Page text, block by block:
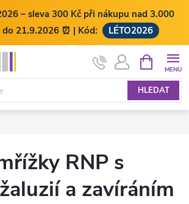
– sleva 300 Kč při nákupu nad 3.000
21.9.2026 ⏰ | Kód:
LÉTO2026
HLEDAT
NÁKUPNÍ
KOŠÍK
RNP s
a zavíráním